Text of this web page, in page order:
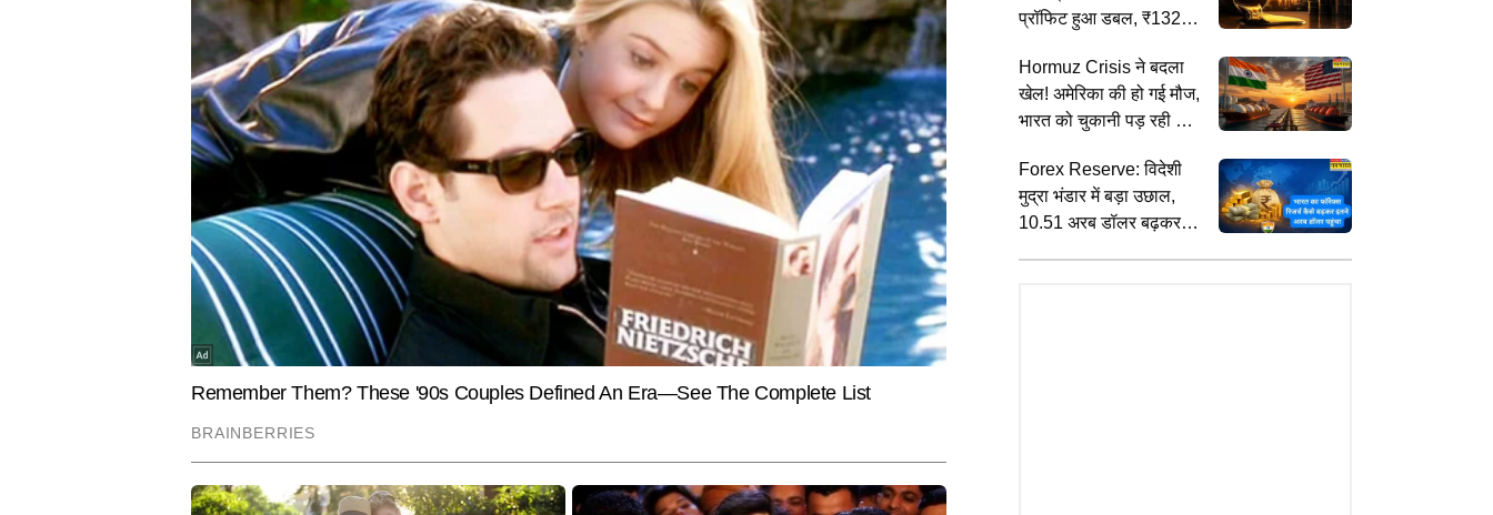
BUSINESS
सोने का भाव आज का 8 अगस्त 2026:
आज क्या है ताजा रेट, जानें 24K, 22K,
18K से लेकर 10 कैरेट तक के दाम
SPORTS
5000th ODI Match Ever: वनडे
क्रिकेट इतिहास के पन्नों में दर्ज हुआ
स्कॉटलैंड और कनाडा का मुकाबला
CITIES
Monsoon 2026: आसमान से आफत की
बारिश! हिमाचल में 162 सड़कें बंद तो दिल्ली
में मकान-पेड़ गिरे; ओडिशा-केरल में रेड
राशिद की फिरकी में फंसे आयरलैंड के
बल्लेबाज, अफगानिस्तान ने 92 रन से जीत
दर्ज कर सीरीज में बनाई बढ़त
INDIA
बॉम्बे हाई कोर्ट के फैसले पर रोक; जानिए
क्या करती है यह संस्था
VISHAL MATHEL AUTHOR
विशाल मैथिल टाइम्स नाऊ नवभारत में बतौर सीनियर कॉपी एडिटर 2023 से जुड़े हुए हैं। पत्रकारिता में 6+ वर्षों के अनुभव के
साथ वह टेक्नोलॉजी, सोशल मीडिया, गैजेट्स और आर्टिफिशियल इंटेलिजेंस जैसे विषयों पर गहरी समझ रखते हैं। वे ऑटोमोबाइल,
बिजनेस, यूटिलिटी और हाइपरलोकल से लेकर एजुकेशन और इंटरनेशनल बीट्स पर भी काम कर चुके हैं। भोपाल से ताल्लुक रखने
वाले विशाल ने माखनलाल चतुर्वेदी राष्ट्रीय पत्रकारिता विश्वविद्यालय से मीडिया रिसर्च में पोस्ट ग्रेजुएशन किया है। रिसर्च के क्षेत्र
में उनके कई पेपर राष्ट्रीय और अंतर्राष्ट्रीय जर्नल में प्रकाशित हो चुके हैं। उन्होंने दैनिक भास्कर, अमर उजाला, मासिक पत्रिका
"संदेश" और सोशल मीडिया फर्म में भी काम किया है। टेक-यूटिलिटी और बिजनेस से जुड़ी खबरों को आसान और काम की भाषा में
समझाना विशाल को खूब आता है। वो कोशिश करते हैं कि कम शब्दों में ज्यादा और साफ-सुथरी जानकारी मिल जाए। किताबें पढ़ना
Hindi NewsBusinessBudget
End of Article
प्रॉफिट हुआ डबल, ₹13236
Hormuz Crisis ने बदला
खेल! अमेरिका की हो गई मौज,
भारत को चुकानी पड़ रही भारी
Forex Reserve: विदेशी
मुद्रा भंडार में बड़ा उछाल,
10.51 अरब डॉलर बढ़कर